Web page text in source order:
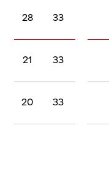
33
28
33
21
33
20